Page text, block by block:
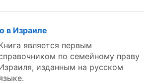
в Израиле
является первым
по семейному праву
изданным на русском